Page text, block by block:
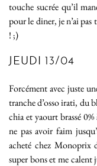
touche sucrée qu’il
pour le diner, je n’ai
! ;)
JEUDI 13/04
Forcément avec juste
tranche d’osso irati, du
chia et yaourt brassé
ne pas avoir faim
acheté chez Monoprix
super bons et me calent